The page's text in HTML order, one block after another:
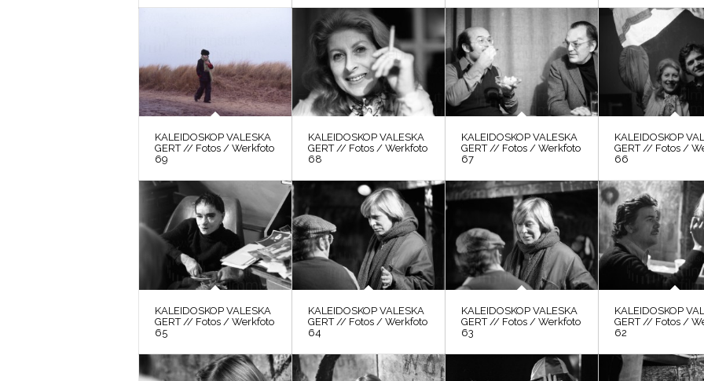
KALEIDOSKOP VALESKA
GERT // Fotos / Werkfoto
69
KALEIDOSKOP VALESKA
GERT // Fotos / Werkfoto
68
KALEIDOSKOP VALESKA
GERT // Fotos / Werkfoto
67
KALEIDOSKOP
GERT // Fotos /
66
KALEIDOSKOP VALESKA
GERT // Fotos / Werkfoto
65
KALEIDOSKOP VALESKA
GERT // Fotos / Werkfoto
64
KALEIDOSKOP VALESKA
GERT // Fotos / Werkfoto
63
KALEIDOSKOP
GERT // Fotos /
62